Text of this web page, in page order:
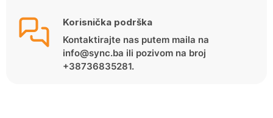
Korisnička podrška
Kontaktirajte nas putem maila na
info@sync.ba ili pozivom na broj
+38736835281.